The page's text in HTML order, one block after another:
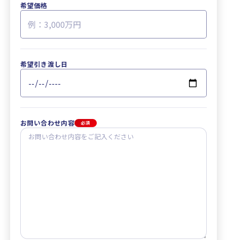
希望価格
希望引き渡し日
お問い合わせ内容 必須